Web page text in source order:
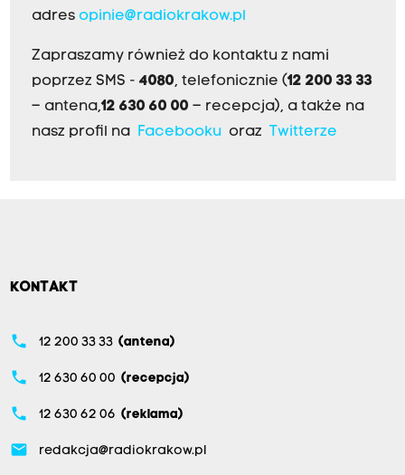
adres opinie@radiokrakow.pl
Zapraszamy również do kontaktu z nami
poprzez SMS - 4080, telefonicznie (12 200 33 33
– antena,12 630 60 00 – recepcja), a także na
nasz profil na Facebookuoraz Twitterze
KONTAKT
phone 12 200 33 33 (antena)
phone 12 630 60 00 (recepcja)
phone 12 630 62 06 (reklama)
email redakcja@radiokrakow.pl